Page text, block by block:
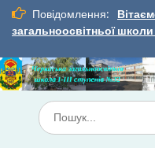
Перейти
вмісту
Повідомлення:
загальноосвітньої школи
Шукати: